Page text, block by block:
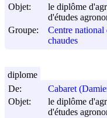
Objet:
le diplôme
d'études
Groupe:
Centre national
chaudes
De:
Cabaret
Objet:
le diplôme
d'études
diplome